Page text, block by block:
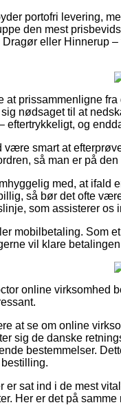
portofri levering,
den mest
eller Hinnerup
at prissammenligne
nødsaget til at
og
være smart at
så man er på
med, at ifald
så bør det ofte
som assisterer os
mobilbetaling. Som
vil klare
online virksomhed
at se om online
sig de danske
bestemmelser.
er sat ind i de mest
Her er det på